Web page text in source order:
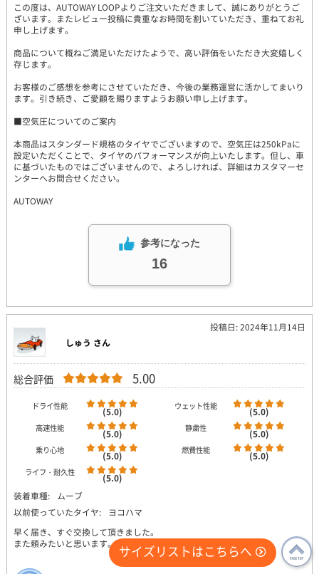
この度は、AUTOWAY LOOPよりご注文いただきまして、誠にありがとうご
ざいます。またレビュー投稿に貴重なお時間を割いていただき、重ねてお礼
申し上げます。
商品について概ねご満足いただけたようで、高い評価をいただき大変嬉しく
存じます。
お客様のご感想を参考にさせていただき、今後の業務運営に活かしてまいり
ます。引き続き、ご愛顧を賜りますようお願い申し上げます。
■空気圧についてのご案内
本商品はスタンダード規格のタイヤでございますので、空気圧は250kPaに
設定いただくことで、タイヤのパフォーマンスが向上いたします。但し、車
に基づいたものではございませんので、よろしければ、詳細はカスタマーセ
ンターへお問合せください。
AUTOWAY
参考になった
16
投稿日: 2024年11月14日
しゅう さん
総合評価 5.00
ドライ性能 (5.0) ウェット性能 (5.0)
高速性能 (5.0) 静粛性 (5.0)
乗り心地 (5.0) 燃費性能 (5.0)
ライフ・耐久性
(5.0)
装着車種:
ムーブ
以前使っていたタイヤ:
ヨコハマ
早く届き、すぐ交換して頂きました。
また頼みたいと思います。 サイズリストはこちらへ